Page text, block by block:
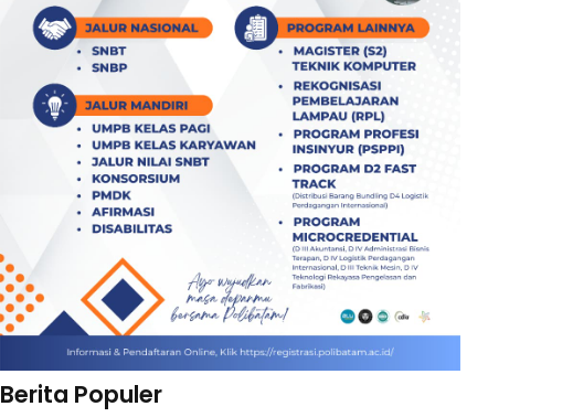
Berita Populer